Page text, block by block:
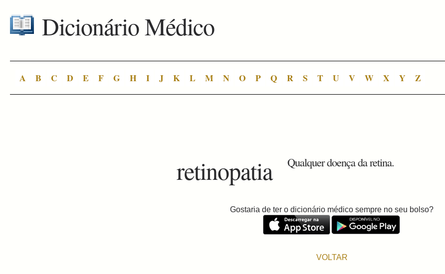
Dicionário Médico
A B C D E F G H I J K L M N O P Q R S T U V W X Y Z
retinopatia Qualquer doença da retina.
Gostaria de ter o dicionário médico sempre no seu bolso?
VOLTAR